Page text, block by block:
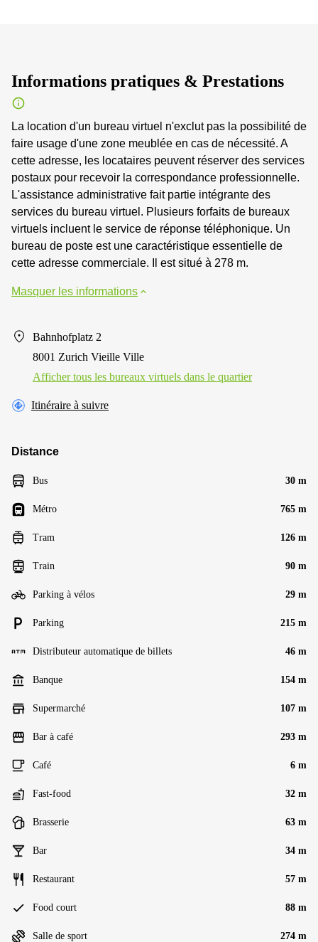
Informations pratiques & Prestations
La location d'un bureau virtuel n'exclut pas la possibilité de
faire usage d'une zone meublée en cas de nécessité. A
cette adresse, les locataires peuvent réserver des services
postaux pour recevoir la correspondance professionnelle.
L'assistance administrative fait partie intégrante des
services du bureau virtuel. Plusieurs forfaits de bureaux
virtuels incluent le service de réponse téléphonique. Un
bureau de poste est une caractéristique essentielle de
cette adresse commerciale. Il est situé à 278 m.
Masquer les informations
Bahnhofplatz 2
8001 Zurich Vieille Ville
Afficher tous les bureaux virtuels dans le quartier
Itinéraire à suivre
Distance
Bus 30 m
Métro 765 m
Tram 126 m
Train 90 m
Parking à vélos 29 m
Parking 215 m
Distributeur automatique de billets 46 m
Banque 154 m
Supermarché 107 m
Bar à café 293 m
Café 6 m
Fast-food 32 m
Brasserie 63 m
Bar 34 m
Restaurant 57 m
Food court 88 m
Salle de sport 274 m